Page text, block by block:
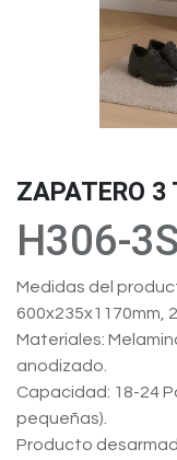
ZAPATERO
H306-
Medidas del
600x235x1170mm,
Materiales:
anodizado.
Capacidad: 18-24
pequeñas).
Producto